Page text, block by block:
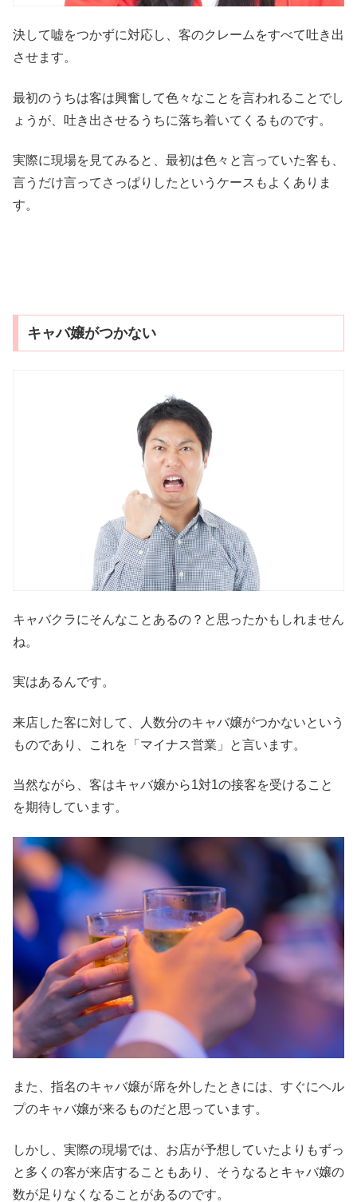
決して嘘をつかずに対応し、客のクレームをすべて吐き出
させます。
最初のうちは客は興奮して色々なことを言われることでし
ょうが、吐き出させるうちに落ち着いてくるものです。
実際に現場を見てみると、最初は色々と言っていた客も、
言うだけ言ってさっぱりしたというケースもよくありま
す。
キャバ嬢がつかない
キャバクラにそんなことあるの？と思ったかもしれません
ね。
実はあるんです。
来店した客に対して、人数分のキャバ嬢がつかないという
ものであり、これを「マイナス営業」と言います。
当然ながら、客はキャバ嬢から1対1の接客を受けること
を期待しています。
また、指名のキャバ嬢が席を外したときには、すぐにヘル
プのキャバ嬢が来るものだと思っています。
しかし、実際の現場では、お店が予想していたよりもずっ
と多くの客が来店することもあり、そうなるとキャバ嬢の
数が足りなくなることがあるのです。